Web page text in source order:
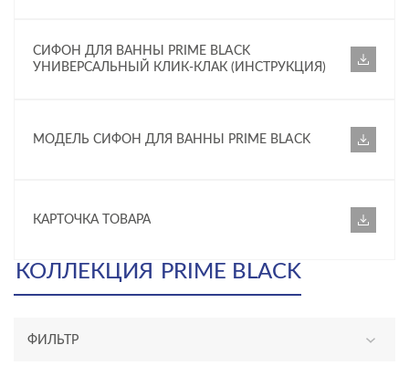
СИФОН ДЛЯ ВАННЫ PRIME BLACK
УНИВЕРСАЛЬНЫЙ КЛИК-КЛАК (ИНСТРУКЦИЯ)
МОДЕЛЬ СИФОН ДЛЯ ВАННЫ PRIME BLACK
КАРТОЧКА ТОВАРА
КОЛЛЕКЦИЯ PRIME BLACK
ФИЛЬТР